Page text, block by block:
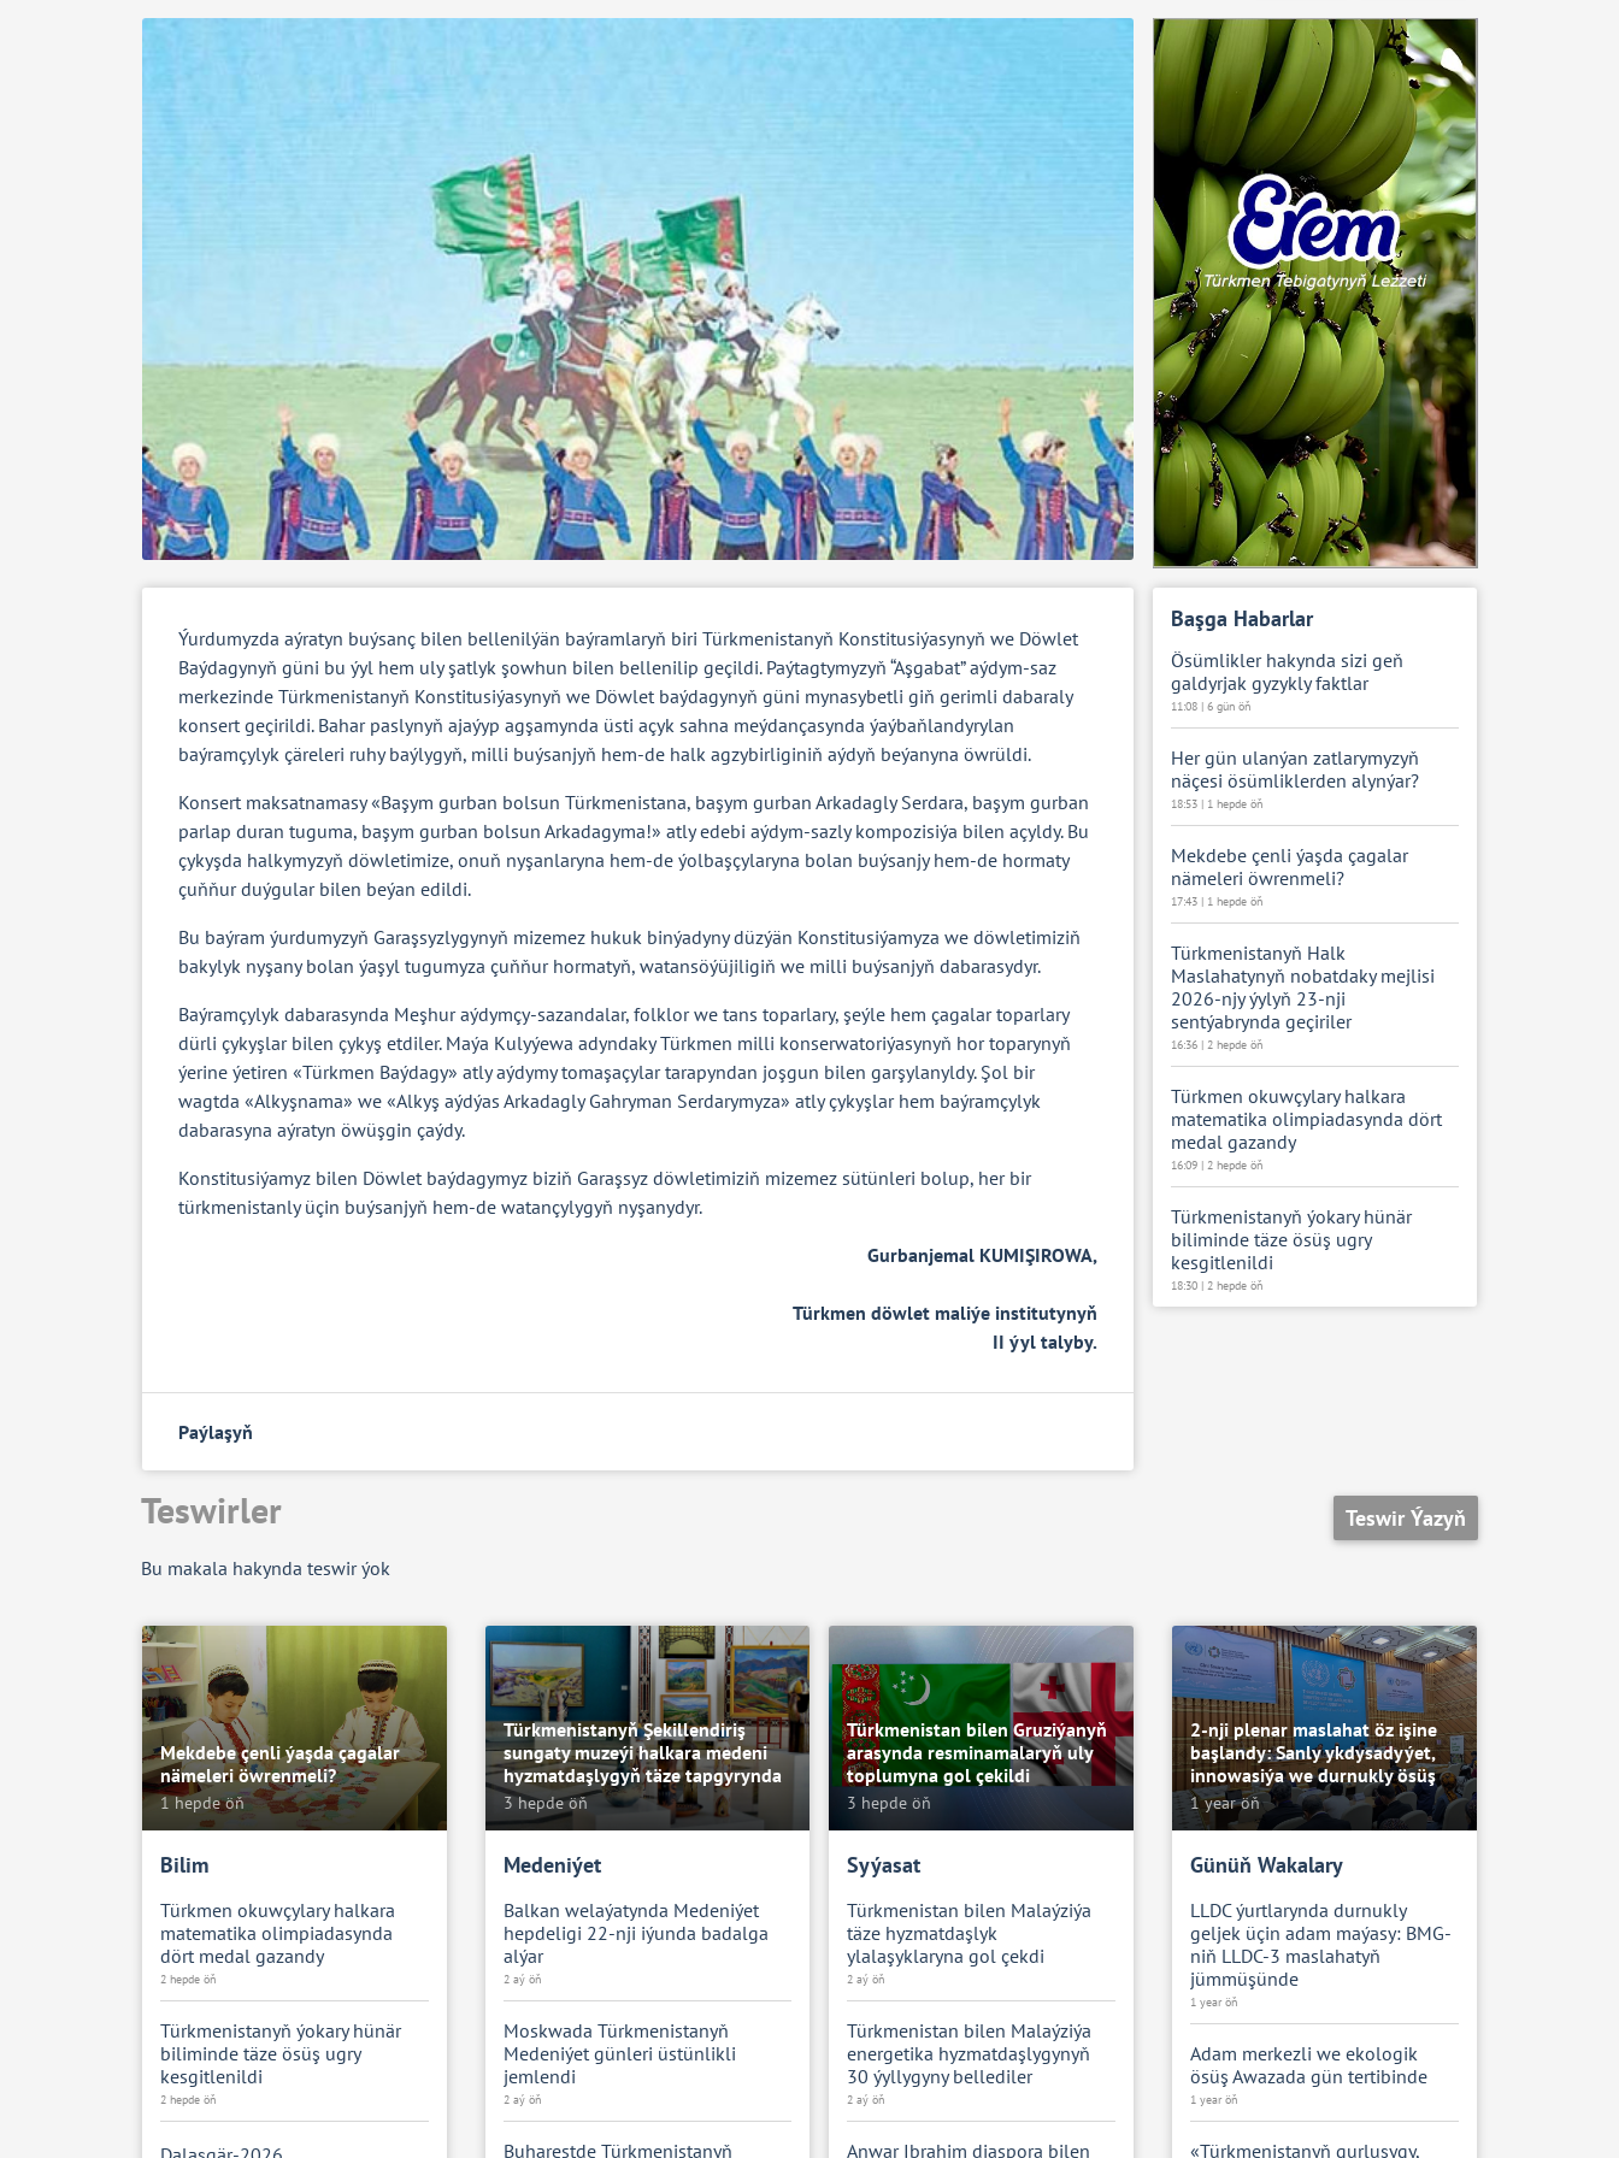
Ýurdumyzda aýratyn buýsanç bilen bellenilýän baýramlaryň biri Türkmenistanyň Konstitusiýasynyň we Döwlet
Baýdagynyň güni bu ýyl hem uly şatlyk şowhun bilen bellenilip geçildi. Paýtagtymyzyň “Aşgabat” aýdym-saz
merkezinde Türkmenistanyň Konstitusiýasynyň we Döwlet baýdagynyň güni mynasybetli giň gerimli dabaraly
konsert geçirildi. Bahar paslynyň ajaýyp agşamynda üsti açyk sahna meýdançasynda ýaýbaňlandyrylan
baýramçylyk çäreleri ruhy baýlygyň, milli buýsanjyň hem-de halk agzybirliginiň aýdyň beýanyna öwrüldi.
Konsert maksatnamasy «Başym gurban bolsun Türkmenistana, başym gurban Arkadagly Serdara, başym gurban
parlap duran tuguma, başym gurban bolsun Arkadagyma!» atly edebi aýdym-sazly kompozisiýa bilen açyldy. Bu
çykyşda halkymyzyň döwletimize, onuň nyşanlaryna hem-de ýolbaşçylaryna bolan buýsanjy hem-de hormaty
çuňňur duýgular bilen beýan edildi.
Bu baýram ýurdumyzyň Garaşsyzlygynyň mizemez hukuk binýadyny düzýän Konstitusiýamyza we döwletimiziň
bakylyk nyşany bolan ýaşyl tugumyza çuňňur hormatyň, watansöýüjiligiň we milli buýsanjyň dabarasydyr.
Baýramçylyk dabarasynda Meşhur aýdymçy-sazandalar, folklor we tans toparlary, şeýle hem çagalar toparlary
dürli çykyşlar bilen çykyş etdiler. Maýa Kulyýewa adyndaky Türkmen milli konserwatoriýasynyň hor toparynyň
ýerine ýetiren «Türkmen Baýdagy» atly aýdymy tomaşaçylar tarapyndan joşgun bilen garşylanyldy. Şol bir
wagtda «Alkyşnama» we «Alkyş aýdýas Arkadagly Gahryman Serdarymyza» atly çykyşlar hem baýramçylyk
dabarasyna aýratyn öwüşgin çaýdy.
Konstitusiýamyz bilen Döwlet baýdagymyz biziň Garaşsyz döwletimiziň mizemez sütünleri bolup, her bir
türkmenistanly üçin buýsanjyň hem-de watançylygyň nyşanydyr.
Gurbanjemal KUMIŞIROWA,
Türkmen döwlet maliýe institutynyň
II ýyl talyby.
Paýlaşyň
Başga Habarlar
Ösümlikler hakynda sizi geň
galdyrjak gyzykly faktlar
11:08 | 6 gün öň
Her gün ulanýan zatlarymyzyň
näçesi ösümliklerden alynýar?
18:53 | 1 hepde öň
Mekdebe çenli ýaşda çagalar
nämeleri öwrenmeli?
17:43 | 1 hepde öň
Türkmenistanyň Halk
Maslahatynyň nobatdaky mejlisi
2026-njy ýylyň 23-nji
sentýabrynda geçiriler
16:36 | 2 hepde öň
Türkmen okuwçylary halkara
matematika olimpiadasynda dört
medal gazandy
16:09 | 2 hepde öň
Türkmenistanyň ýokary hünär
biliminde täze ösüş ugry
kesgitlenildi
18:30 | 2 hepde öň
Teswirler Teswir Ýazyň
Bu makala hakynda teswir ýok
Mekdebe çenli ýaşda çagalar
nämeleri öwrenmeli?
1 hepde öň
Bilim
Türkmen okuwçylary halkara
matematika olimpiadasynda
dört medal gazandy
2 hepde öň
Türkmenistanyň ýokary hünär
biliminde täze ösüş ugry
kesgitlenildi
2 hepde öň
Türkmenistanyň Şekillendiriş
sungaty muzeýi halkara medeni
hyzmatdaşlygyň täze tapgyrynda
3 hepde öň
Medeniýet
Balkan welaýatynda Medeniýet
hepdeligi 22-nji iýunda badalga
alýar
2 aý öň
Moskwada Türkmenistanyň
Medeniýet günleri üstünlikli
jemlendi
2 aý öň
Buharestde Türkmenistanyň
Türkmenistan bilen Gruziýanyň
arasynda resminamalaryň uly
toplumyna gol çekildi
3 hepde öň
Syýasat
Türkmenistan bilen Malaýziýa
täze hyzmatdaşlyk
ylalaşyklaryna gol çekdi
2 aý öň
Türkmenistan bilen Malaýziýa
energetika hyzmatdaşlygynyň
30 ýyllygyny bellediler
2 aý öň
Anwar Ibrahim diaspora bilen
2-nji plenar maslahat öz işine
başlandy: Sanly ykdysadyýet,
innowasiýa we durnukly ösüş
1 year öň
Günüň Wakalary
LLDC ýurtlarynda durnukly
geljek üçin adam maýasy: BMG-
niň LLDC-3 maslahatyň
jümmüşünde
1 year öň
Adam merkezli we ekologik
ösüş Awazada gün tertibinde
1 year öň
«Türkmenistanyň gurluşygy,